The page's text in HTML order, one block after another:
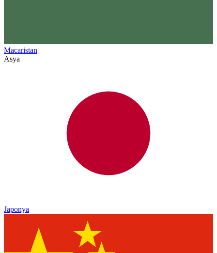
Macaristan
Asya
Japonya